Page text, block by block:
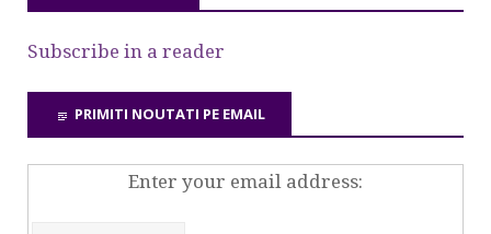
Subscribe in a reader
PRIMITI NOUTATI PE EMAIL
Enter your email address: